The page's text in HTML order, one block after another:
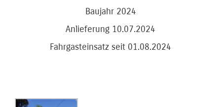
Baujahr 2024
Anlieferung 10.07.2024
Fahrgasteinsatz seit 01.08.2024